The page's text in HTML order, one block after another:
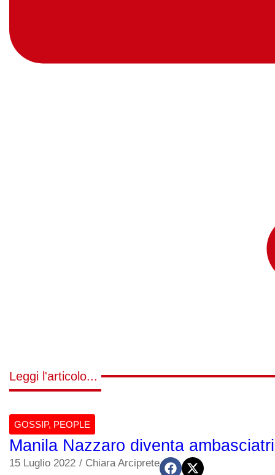
Leggi l'articolo...
GOSSIP, PEOPLE
Manila Nazzaro diventa
15 Luglio 2022 / Chiara Arciprete